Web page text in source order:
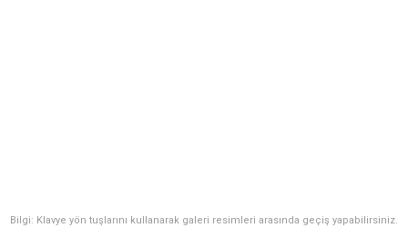
Bilgi: Klavye yön tuşlarını kullanarak galeri resimleri arasında geçiş yapabilirsiniz.